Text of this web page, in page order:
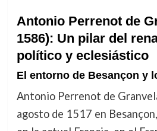
Antonio Perrenot de
1586): Un pilar del
político y eclesiástico
El entorno de Besançon y
Antonio Perrenot de
agosto de 1517 en